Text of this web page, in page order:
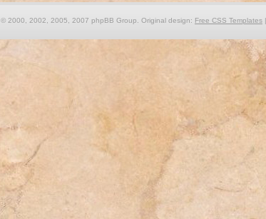
© 2000, 2002, 2005, 2007 phpBB Group. Original design: Free CSS Templates|